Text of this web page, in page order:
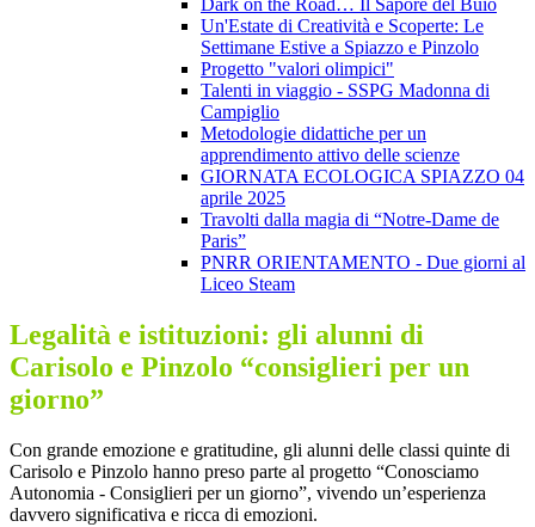
Dark on the Road… Il Sapore del Buio
Un'Estate di Creatività e Scoperte: Le
Settimane Estive a Spiazzo e Pinzolo
Progetto "valori olimpici"
Talenti in viaggio - SSPG Madonna di
Campiglio
Metodologie didattiche per un
apprendimento attivo delle scienze
GIORNATA ECOLOGICA SPIAZZO 04
aprile 2025
Travolti dalla magia di “Notre-Dame de
Paris”
PNRR ORIENTAMENTO - Due giorni al
Liceo Steam
Legalità e istituzioni: gli alunni di
Carisolo e Pinzolo “consiglieri per un
giorno”
Con grande emozione e gratitudine, gli alunni delle classi quinte di
Carisolo e Pinzolo hanno preso parte al progetto “Conosciamo
Autonomia - Consiglieri per un giorno”, vivendo un’esperienza
davvero significativa e ricca di emozioni.